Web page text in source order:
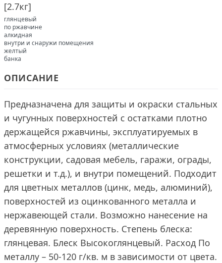
[2.7кг]
глянцевый
по ржавчине
алкидная
внутри и снаружи помещения
желтый
банка
ОПИСАНИЕ
Предназначена для защиты и окраски стальных
и чугунных поверхностей с остатками плотно
держащейся ржавчины, эксплуатируемых в
атмосферных условиях (металлические
конструкции, садовая мебель, гаражи, ограды,
решетки и т.д.), и внутри помещений. Подходит
для цветных металлов (цинк, медь, алюминий),
поверхностей из оцинкованного металла и
нержавеющей стали. Возможно нанесение на
деревянную поверхность. Степень блеска:
глянцевая. Блеск Высокоглянцевый. Расход По
металлу – 50-120 г/кв. м в зависимости от цвета.